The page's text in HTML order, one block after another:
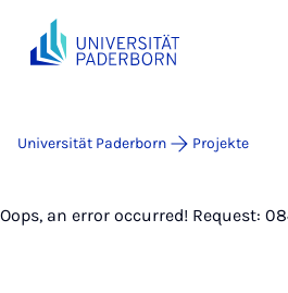
Universität Paderborn Projekte
Oops, an error occurred! Request: